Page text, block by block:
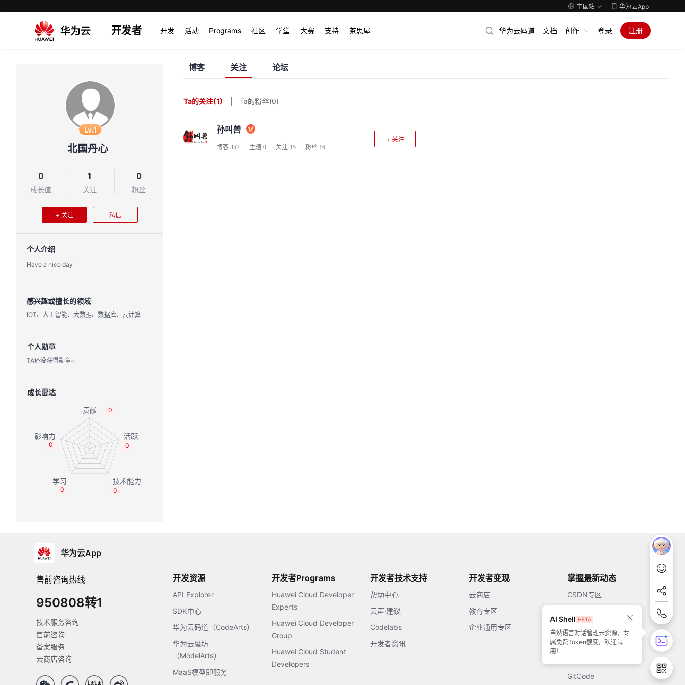
中国站 华为云App
开发者 开发 活动 Programs 社区 学堂 大赛 支持 茶思屋 华为云码道 文档 创作 登录 注册
Lv.1
北国丹心
0
成长值
1
关注
0
粉丝
+ 关注 私信
个人介绍
Have a nice day
感兴趣或擅长的领域
IOT、人工智能、大数据、数据库、云计算
个人勋章
TA还没获得勋章~
成长雷达
0
0
0
0
0
博客 关注 论坛
Ta的关注(1) Ta的粉丝(0)
孙叫兽
博客 357 主题 0 关注 15 粉丝 16
+ 关注
华为云App
售前咨询热线
950808转1
技术服务咨询
售前咨询
备案服务
云商店咨询
开发资源
API Explorer
SDK中心
华为云码道（CodeArts）
华为云魔坊
（ModelArts）
MaaS模型即服务
开发者Programs
Huawei Cloud Developer
Experts
Huawei Cloud Developer
Group
Huawei Cloud Student
Developers
开发者技术支持
帮助中心
云声·建议
Codelabs
开发者资讯
开发者变现
云商店
教育专区
企业通用专区
掌握最新动态
CSDN专区
51CTO
GitCode
AI Shell
自然语言对话管理云资源，专
属免费Token额度，欢迎试
用！